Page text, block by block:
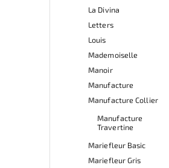
La Divina
Letters
Louis
Mademoiselle
Manoir
Manufacture
Manufacture Collier
Manufacture
Travertine
Mariefleur Basic
Mariefleur Gris